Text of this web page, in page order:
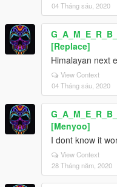
04 Tháng sáu, 2020
[Replace]
Himalayan next
View Context
04 Tháng sáu, 2020
[Menyoo]
I dont know it
View Context
28 Tháng năm, 2020